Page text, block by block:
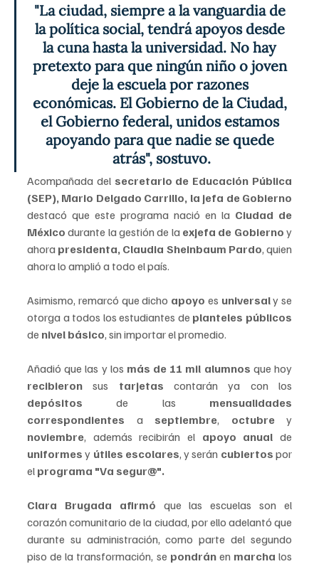
"La ciudad, siempre a la vanguardia de
la política social, tendrá apoyos desde
la cuna hasta la universidad. No hay
pretexto para que ningún niño o joven
deje la escuela por razones
económicas. El Gobierno de la Ciudad,
el Gobierno federal, unidos estamos
apoyando para que nadie se quede
atrás", sostuvo.
Acompañada del secretario de Educación Pública
destacó que este programa nació en la Ciudad de
México durante la gestión de la exjefa de Gobierno y
ahora presidenta, Claudia Sheinbaum Pardo, quien
ahora lo amplió a todo el país.
Asimismo, remarcó que dicho apoyo es universal y se
otorga a todos los estudiantes de
de nivel básico, sin importar el promedio.
Añadió que las y los más de 11 mil alumnos
recibieron sus tarjetas
depósitos de las mensualidades
correspondientes a septiembre, octubre
noviembre, además recibirán el apoyo anual de
uniformes y útiles escolares, y serán cubiertos por
el programa "Va segur@".
Clara Brugada afirmó que las escuelas son el
corazón comunitario de la ciudad, por ello adelantó que
durante su administración, como parte del segundo
piso de la transformación, se pondrán en marcha